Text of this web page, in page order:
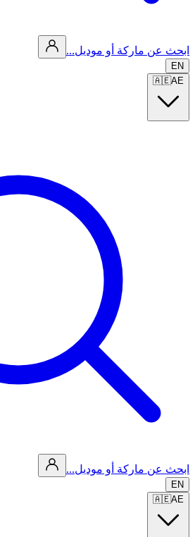
ابحث عن ماركة أو موديل...
EN
🇦🇪AE
ابحث عن ماركة أو موديل...
EN
🇦🇪AE